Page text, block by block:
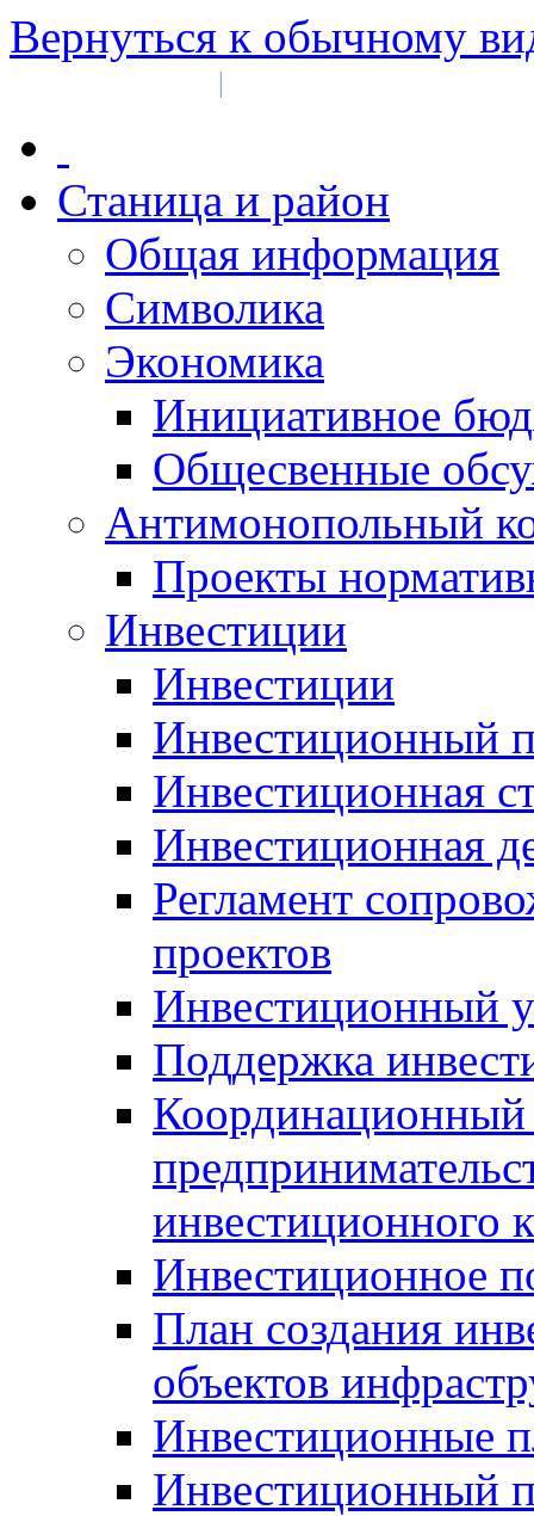
Вернуться к обычному
|
Станица и район
Общая информация
Символика
Экономика
Инициативное
Общесвенные
Антимонопольный
Проекты
Инвестиции
Инвестиции
Инвестиционный
Инвестиционная
Инвестиционная
Регламент
проектов
Инвестиционный
Поддержка
Координационный
инвестиционного
Инвестиционное
План создания
объектов
Инвестиционные
Инвестиционный